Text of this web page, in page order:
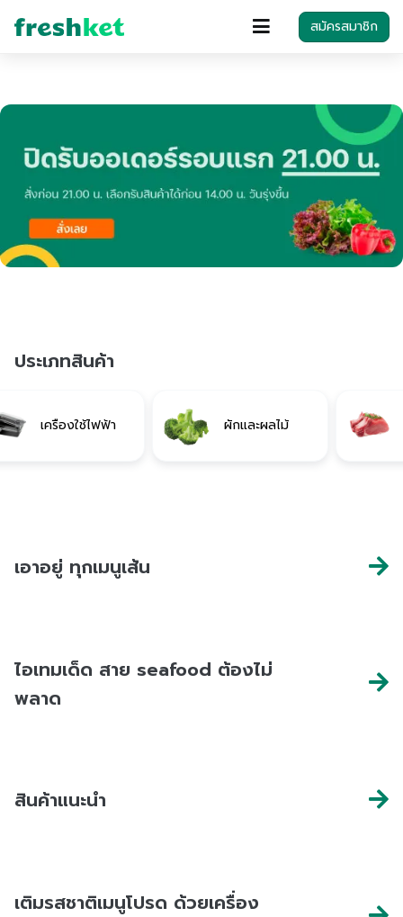
สมัครสมาชิก
ประเภทสินค้า
เครื่องใช้ไฟฟ้า ผักและผลไม้
เอาอยู่ ทุกเมนูเส้น
ไอเทมเด็ด สาย seafood ต้องไม่
พลาด
สินค้าแนะนำ
เติมรสชาติเมนูโปรด ด้วยเครื่อง